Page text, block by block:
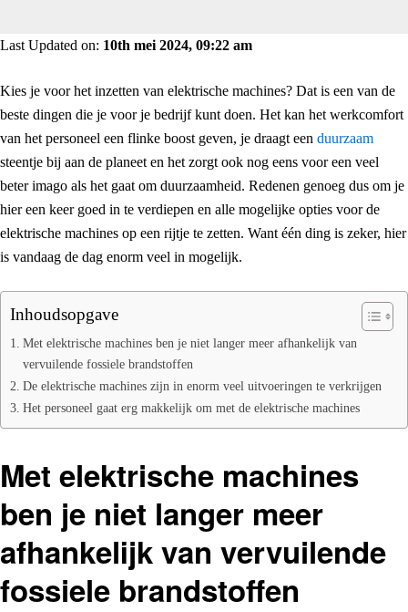
Last Updated on: 10th mei 2024, 09:22 am
Kies je voor het inzetten van elektrische machines? Dat is een van de
beste dingen die je voor je bedrijf kunt doen. Het kan het werkcomfort
van het personeel een flinke boost geven, je draagt een duurzaam
steentje bij aan de planeet en het zorgt ook nog eens voor een veel
beter imago als het gaat om duurzaamheid. Redenen genoeg dus om je
hier een keer goed in te verdiepen en alle mogelijke opties voor de
elektrische machines op een rijtje te zetten. Want één ding is zeker, hier
is vandaag de dag enorm veel in mogelijk.
Inhoudsopgave
Met elektrische machines ben je niet langer meer afhankelijk van
vervuilende fossiele brandstoffen
De elektrische machines zijn in enorm veel uitvoeringen te verkrijgen
Het personeel gaat erg makkelijk om met de elektrische machines
Met elektrische machines
ben je niet langer meer
afhankelijk van vervuilende
fossiele brandstoffen